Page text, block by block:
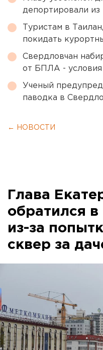
депортировали из
Туристам в
покидать
Свердловчан
от БПЛА - условия
Ученый
паводка в
← НОВОСТИ
Глава
обратился
из-за
сквер за